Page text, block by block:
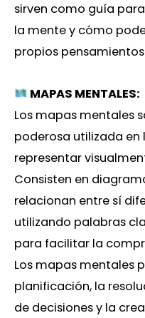
sirven como guía
la mente y cómo
propios
MAPAS MENTALES:
Los mapas mentales
poderosa utilizada en
representar
Consisten en
relacionan entre sí
utilizando palabras
para facilitar la
Los mapas mentales
planificación, la
de decisiones y la